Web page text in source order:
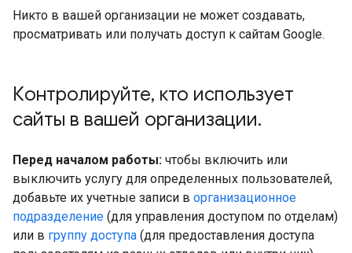
Никто в вашей организации не может создавать,
просматривать или получать доступ к сайтам Google.
Контролируйте, кто использует
сайты в вашей организации.
Перед началом работы: чтобы включить или
выключить услугу для определенных пользователей,
добавьте их учетные записи в организационное
подразделение (для управления доступом по отделам)
или в группу доступа (для предоставления доступа